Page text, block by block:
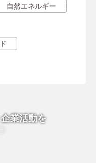
自然エネルギー
業活動を